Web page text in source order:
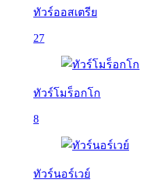
ทัวร์ออสเตรีย
27
ทัวร์โมร็อกโก
8
ทัวร์นอร์เวย์